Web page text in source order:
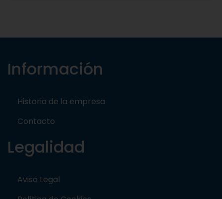
Información
Historia de la empresa
Contacto
Legalidad
Aviso Legal